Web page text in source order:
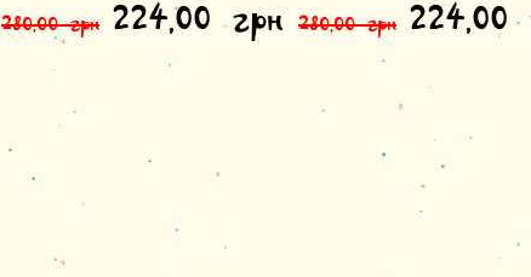
280,00грн Оригінальна ціна:
224,00 грнПоточна
280,00грн 224,00